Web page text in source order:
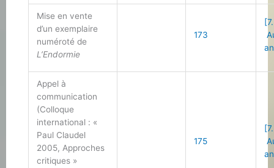
Mise en vente
d’un exemplaire
numéroté de
L’Endormie
173
Appel à
communication
(Colloque
international : «
Paul Claudel
2005, Approches
critiques »
175